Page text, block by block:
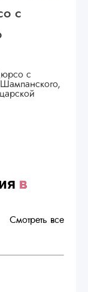
с
с
в
Смотреть все